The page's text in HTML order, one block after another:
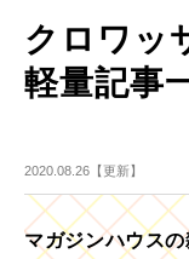
クロワッ
軽量記事
2020.08.26【更新】
マガジンハウス